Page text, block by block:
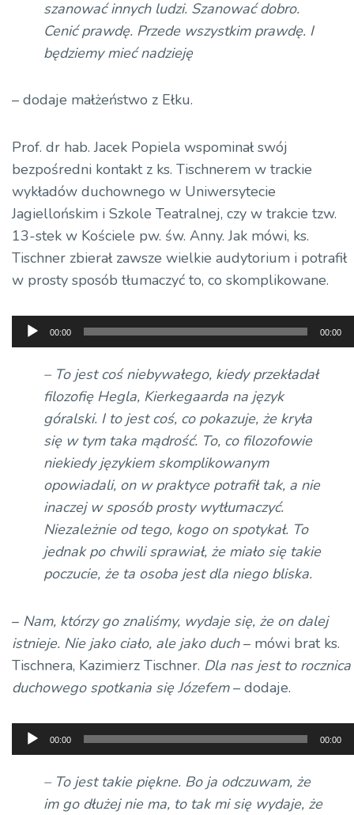
szanować innych ludzi. Szanować dobro.
Cenić prawdę. Przede wszystkim prawdę. I
będziemy mieć nadzieję
– dodaje małżeństwo z Ełku.
Prof. dr hab. Jacek Popiela wspominał swój
bezpośredni kontakt z ks. Tischnerem w trackie
wykładów duchownego w Uniwersytecie
Jagiellońskim i Szkole Teatralnej, czy w trakcie tzw.
13-stek w Kościele pw. św. Anny. Jak mówi, ks.
Tischner zbierał zawsze wielkie audytorium i potrafił
w prosty sposób tłumaczyć to, co skomplikowane.
Odtwarzacz
plików
dźwiękowych
00:00 00:00
– To jest coś niebywałego, kiedy przekładał
filozofię Hegla, Kierkegaarda na język
góralski. I to jest coś, co pokazuje, że kryła
się w tym taka mądrość. To, co filozofowie
niekiedy językiem skomplikowanym
opowiadali, on w praktyce potrafił tak, a nie
inaczej w sposób prosty wytłumaczyć.
Niezależnie od tego, kogo on spotykał. To
jednak po chwili sprawiał, że miało się takie
poczucie, że ta osoba jest dla niego bliska.
– Nam, którzy go znaliśmy, wydaje się, że on dalej
istnieje. Nie jako ciało, ale jako duch– mówi brat ks.
Tischnera, Kazimierz Tischner. Dla nas jest to rocznica
duchowego spotkania sięJózefem– dodaje.
Odtwarzacz
plików
dźwiękowych
00:00 00:00
– To jest takie piękne. Bo ja odczuwam, że
im go dłużej nie ma, to tak mi się wydaje, że